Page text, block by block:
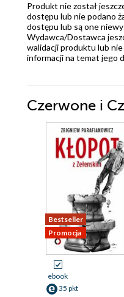
Produkt nie został
dostępu lub nie podano
dostępu lub są one
Wydawca/Dostawca
walidacji produktu lub
informacji na temat jego
Czerwone i
Bestseller
Promocja
ebook
35 pkt